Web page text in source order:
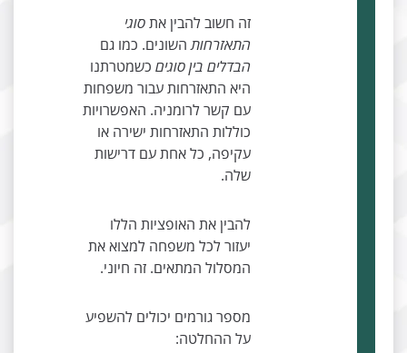
זה חשוב להבין אתסוגי
התאזרחותהשונים. כמו גם
הבדלים בין סוגיםכשמטרתנו
היא התאזרחות עבור משפחות
עם קשר לרומניה. האפשרויות
כוללות התאזרחות ישירה או
עקיפה, כל אחת עם דרישות
להבין את האופציות הללו
יעזור לכל משפחה למצוא את
המסלול המתאים. זה חיוני.
מספר גורמים יכולים להשפיע
על ההחלטה: